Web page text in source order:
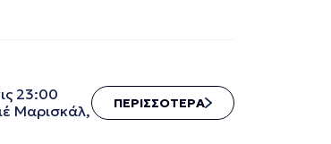
23:00
Μαρισκάλ,
ΠΕΡΙΣΣΟΤΕΡΑ